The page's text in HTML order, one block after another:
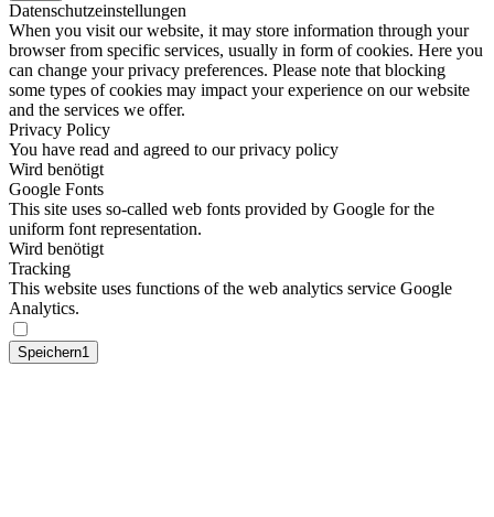
Datenschutzeinstellungen
When you visit our website, it may store information through your
browser from specific services, usually in form of cookies. Here you
can change your privacy preferences. Please note that blocking
some types of cookies may impact your experience on our website
and the services we offer.
Privacy Policy
You have read and agreed to our privacy policy
Wird benötigt
Google Fonts
This site uses so-called web fonts provided by Google for the
uniform font representation.
Wird benötigt
Tracking
This website uses functions of the web analytics service Google
Analytics.
Speichern1